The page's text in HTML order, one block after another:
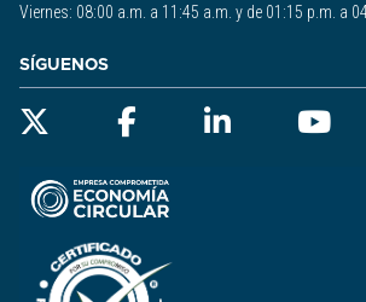
Viernes: 08:00 a.m. a 11:45 a.m. y de 01:15 p.m. a
SÍGUENOS